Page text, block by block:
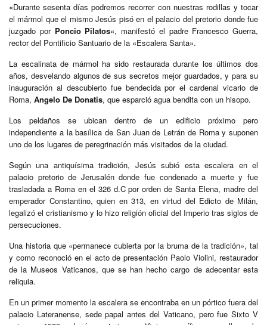
«Durante sesenta días podremos recorrer con nuestras rodillas y tocar
el mármol que el mismo Jesús pisó en el palacio del pretorio donde fue
juzgado por Poncio Pilatos«, manifestó el padre Francesco Guerra,
rector del Pontificio Santuario de la «Escalera Santa».
La escalinata de mármol ha sido restaurada durante los últimos dos
años, desvelando algunos de sus secretos mejor guardados, y para su
inauguración al descubierto fue bendecida por el cardenal vicario de
Roma, Angelo De Donatis, que esparció agua bendita con un hisopo.
Los peldaños se ubican dentro de un edificio próximo pero
independiente a la basílica de San Juan de Letrán de Roma y suponen
uno de los lugares de peregrinación más visitados de la ciudad.
Según una antiquísima tradición, Jesús subió esta escalera en el
palacio pretorio de Jerusalén donde fue condenado a muerte y fue
trasladada a Roma en el 326 d.C por orden de Santa Elena, madre del
emperador Constantino, quien en 313, en virtud del Edicto de Milán,
legalizó el cristianismo y lo hizo religión oficial del Imperio tras siglos de
persecuciones.
Una historia que «permanece cubierta por la bruma de la tradición», tal
y como reconoció en el acto de presentación Paolo Violini, restaurador
de la Museos Vaticanos, que se han hecho cargo de adecentar esta
reliquia.
En un primer momento la escalera se encontraba en un pórtico fuera del
palacio Lateranense, sede papal antes del Vaticano, pero fue Sixto V